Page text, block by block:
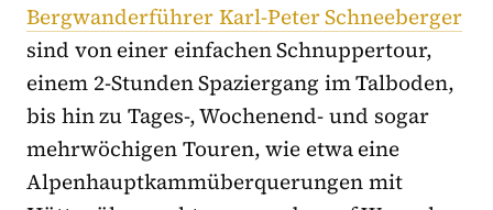
Bergwanderführer Karl-Peter Schneeberger
sind von einer einfachen Schnuppertour,
einem 2-Stunden Spaziergang im Talboden,
bis hin zu Tages-, Wochenend- und sogar
mehrwöchigen Touren, wie etwa eine
Alpenhauptkammüberquerungen mit